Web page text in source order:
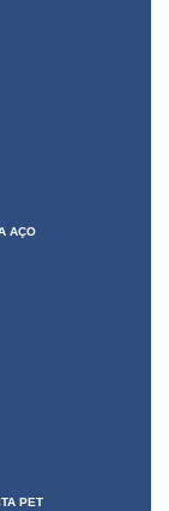
AÇO
PET